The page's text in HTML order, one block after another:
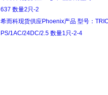
637 数量2只-2
希而科现货供应Phoenix产品 型号：
PS/1AC/24DC/2.5 数量1只-2-4